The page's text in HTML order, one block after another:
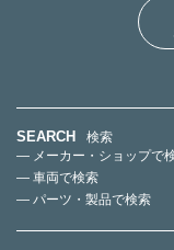
SEARCH
検索
— メーカー・ショップで
— 車両で検索
— パーツ・製品で検索